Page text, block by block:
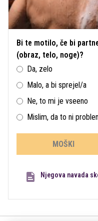
Bi te motilo, če bi
(obraz, telo, noge)?
Da, zelo
Malo, a bi sprejel/a
Ne, to mi je vseeno
Mislim, da to ni
MOŠKI
Njegova navada